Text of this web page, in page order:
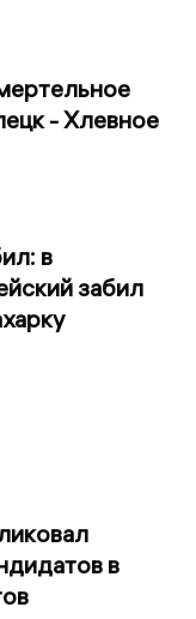
- Хлевное
в
забил
в